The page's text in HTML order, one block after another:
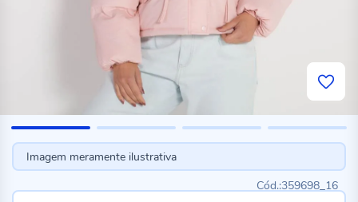
Imagem meramente ilustrativa
359698_16